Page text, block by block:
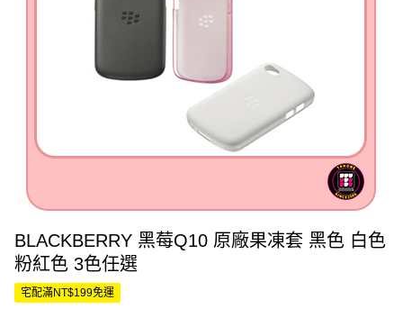
BLACKBERRY 黑莓Q10 原廠果凍套 黑色 白色
粉紅色 3色任選
宅配滿NT$199免運